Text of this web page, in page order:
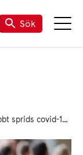
Sök
Så snabbt sprids covid-19 via luften